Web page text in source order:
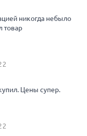
никогда небыло
товар
Цены супер.